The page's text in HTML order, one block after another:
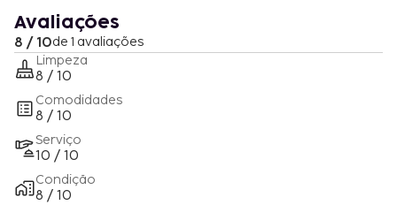
Avaliações
8 / 10de 1 avaliações
Limpeza
8 / 10
Comodidades
8 / 10
Serviço
10 / 10
Condição
8 / 10